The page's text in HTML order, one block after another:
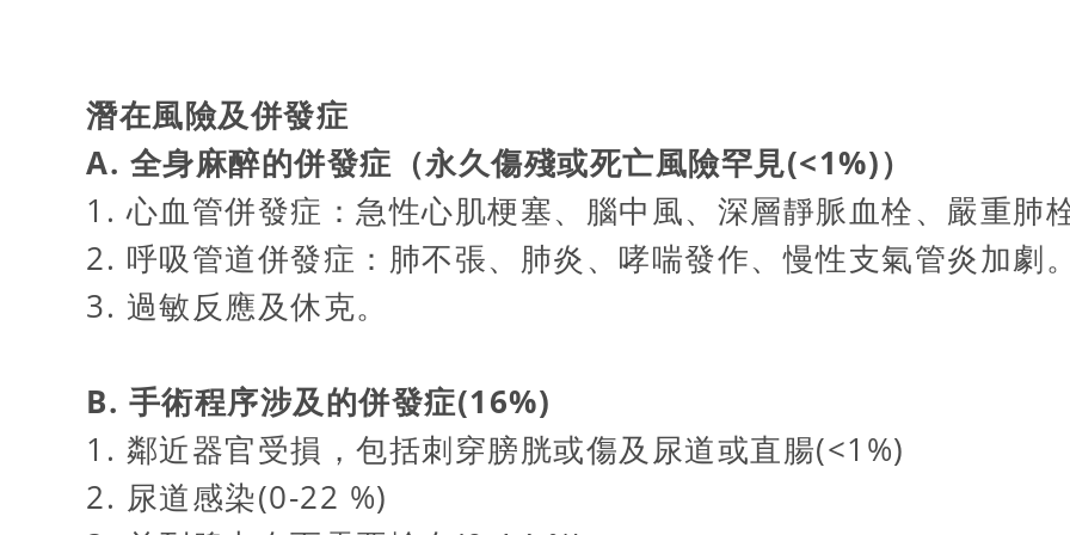
潛在風險及併發症
A. 全身麻醉的併發症（永久傷殘或死亡風險罕見(<1%)）
1. 心血管併發症：急性心肌梗塞、腦中風、深層靜脈血栓、嚴重肺栓
2. 呼吸管道併發症：肺不張、肺炎、哮喘發作、慢性支氣管炎加劇。
3. 過敏反應及休克。
B. 手術程序涉及的併發症(16%)
1. 鄰近器官受損，包括刺穿膀胱或傷及尿道或直腸(<1%)
2. 尿道感染(0-22 %)